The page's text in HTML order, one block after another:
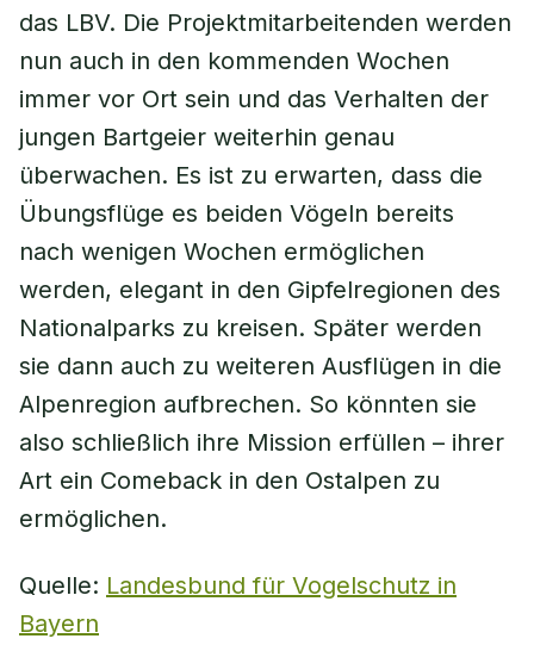
das LBV. Die Projektmitarbeitenden werden
nun auch in den kommenden Wochen
immer vor Ort sein und das Verhalten der
jungen Bartgeier weiterhin genau
überwachen. Es ist zu erwarten, dass die
Übungsflüge es beiden Vögeln bereits
nach wenigen Wochen ermöglichen
werden, elegant in den Gipfelregionen des
Nationalparks zu kreisen. Später werden
sie dann auch zu weiteren Ausflügen in die
Alpenregion aufbrechen. So könnten sie
also schließlich ihre Mission erfüllen – ihrer
Art ein Comeback in den Ostalpen zu
ermöglichen.
Quelle: Landesbund für Vogelschutz in
Bayern